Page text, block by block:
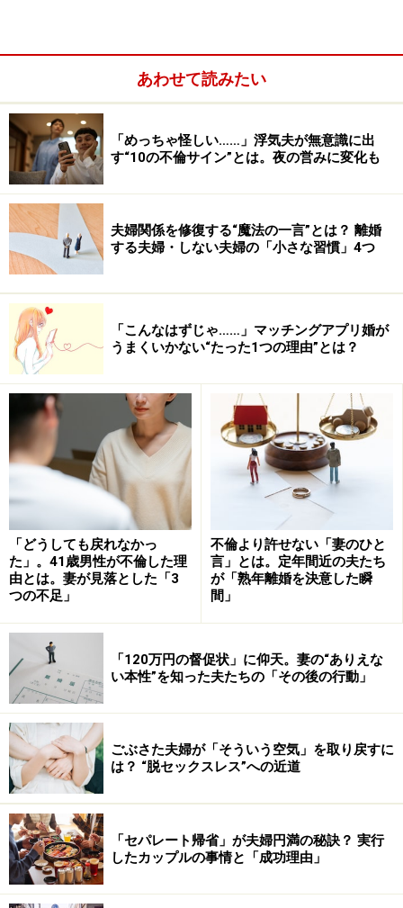
。つまり再婚です。
そこで、再婚して幸せになる心構えと、自分改善策を書
いた本を出しました。『堂々再婚』というタイトルで
す。
今回の記事では「堂々再婚」という観点から、現代日本
の再婚事情について考えてみましょう。
「国民の決断」にもあがった「堂々再婚」
という言葉
人が生まれてから死ぬまで、幾度となく迫られる”決
断”を後押しするために毎年、AllAboutが実施している
「 国民の決断 」という取り組みがあります。
2016年の「国民の決断」では8位に「
決断」がランクインされました。
厚生労働省の人口動態統計によると同居35年以上の離婚
件数が増えており、まさに熟年離婚増加の現象を示して
あわせて読みたい
「めっちゃ怪しい……」浮気夫が無意識に出
す“10の不倫サイン”とは。夜の営みに変化も
夫婦関係を修復する“魔法の一言”とは？ 離婚
する夫婦・しない夫婦の「小さな習慣」4つ
「こんなはずじゃ……」マッチングアプリ婚が
うまくいかない“たった1つの理由”とは？
「どうしても戻れなかっ
た」。41歳男性が不倫した理
由とは。妻が見落とした「3
つの不足」
不倫より許せない「妻のひと
言」とは。定年間近の夫たち
が「熟年離婚を決意した瞬
間」
「120万円の督促状」に仰天。妻の“ありえな
い本性”を知った夫たちの「その後の行動」
ごぶさた夫婦が「そういう空気」を取り戻すに
は？ “脱セックスレス”への近道
「セパレート帰省」が夫婦円満の秘訣？ 実行
したカップルの事情と「成功理由」